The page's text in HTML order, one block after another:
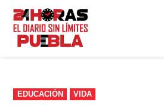
Saltar
contenido
PUBLICADO
EN
EDUCACIÓN VIDA